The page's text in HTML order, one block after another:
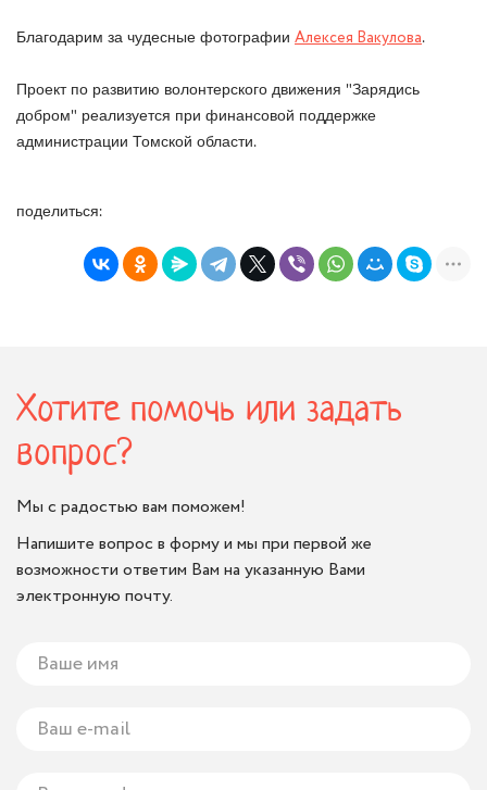
Благодарим за чудесные фотографии Алексея Вакулова.
Проект по развитию волонтерского движения "Зарядись
добром" реализуется при финансовой поддержке
администрации Томской области.
поделиться:
Хотите помочь или задать
вопрос?
Мы с радостью вам поможем!
Напишите вопрос в форму и мы при первой же
возможности ответим Вам на указанную Вами
электронную почту.